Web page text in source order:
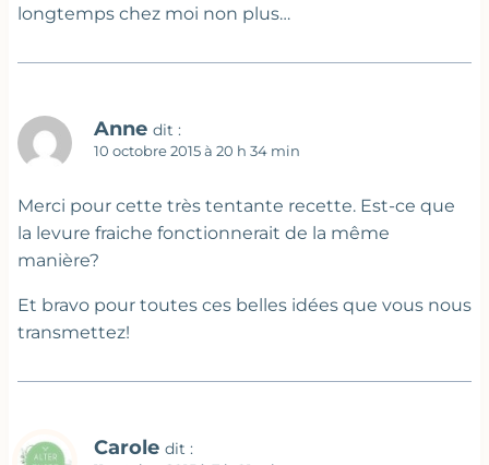
longtemps chez moi non plus…
Anne dit :
10 octobre 2015 à 20 h 34 min
Merci pour cette très tentante recette. Est-ce que
la levure fraiche fonctionnerait de la même
manière?
Et bravo pour toutes ces belles idées que vous nous
transmettez!
Carole dit :